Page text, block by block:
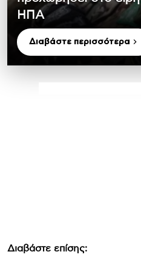
ΗΠΑ
Διαβάστε περισσότερα
Διαβάστε επίσης: